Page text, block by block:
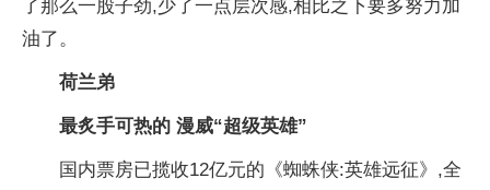
了那么一股子劲,少了一点层次感,相比之下要多努力加
油了。
荷兰弟
最炙手可热的 漫威“超级英雄”
国内票房已揽收12亿元的《蜘蛛侠:英雄远征》,全